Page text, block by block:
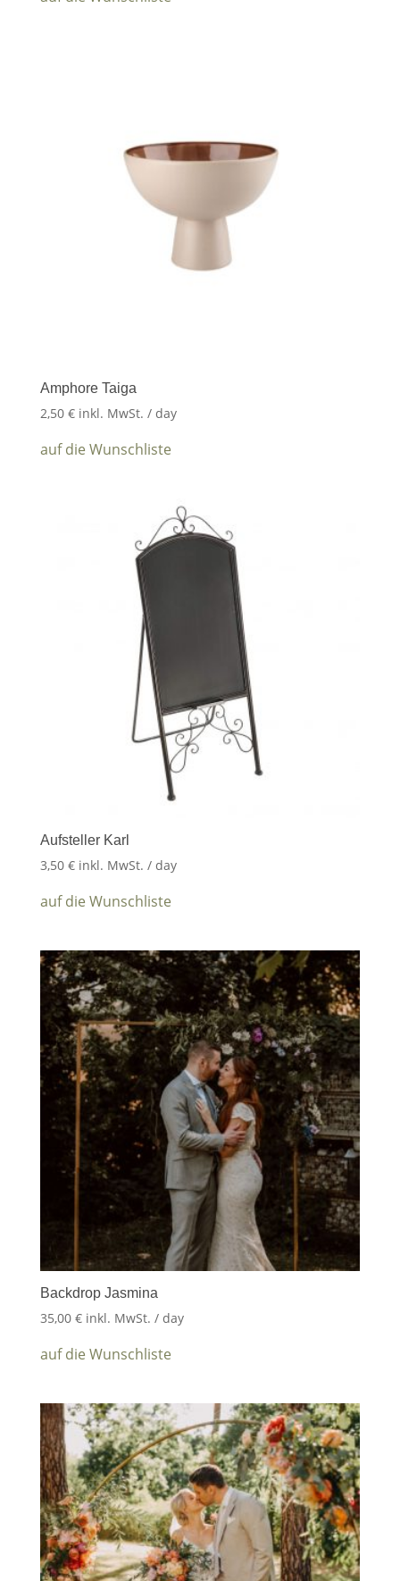
Amphore Taiga
2,50 € inkl. MwSt. / day
auf die Wunschliste
Aufsteller Karl
3,50 € inkl. MwSt. / day
auf die Wunschliste
Backdrop Jasmina
35,00 € inkl. MwSt. / day
auf die Wunschliste